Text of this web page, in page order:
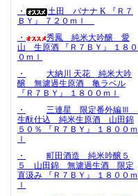
・
土田 バナナ K 『Ｒ７
ＢＹ』 ７２０ｍｌ
・
秀鳳 純米大吟醸 愛
山 生原酒 『Ｒ７ＢＹ』 １８０
０ｍｌ
・
大納川 天花 純米大吟
醸 無濾過生原酒 亀ラベル
『Ｒ７ＢＹ』 １８００ｍｌ
・
三連星 限定番外編Ⅲ
生酛仕込 純米生原酒 山田錦
５０％ 『Ｒ７ＢＹ』 １８００ｍ
ｌ
・
町田酒造 純米吟醸５
５ 山田錦 無濾過生酒 限定
直汲み 『Ｒ７ＢＹ』 １８００ｍ
ｌ